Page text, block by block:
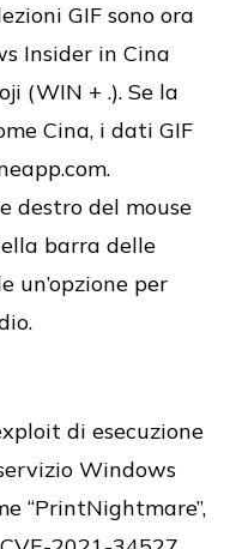
GIF sono ora
Insider in Cina
(WIN + .). Se la
Cina, i dati GIF
destro del mouse
barra delle
un’opzione per
di esecuzione
Windows
“PrintNightmare”,